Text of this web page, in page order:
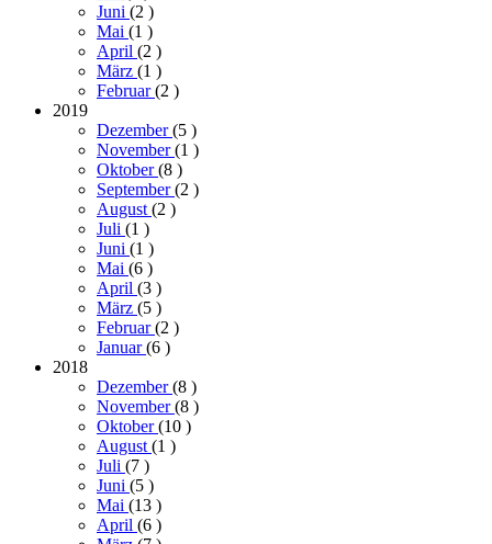
Juni (2 )
Mai (1 )
April (2 )
März (1 )
Februar(2 )
2019
Dezember(5 )
November(1 )
Oktober(8 )
September(2 )
August (2 )
Juli (1 )
Juni (1 )
Mai (6 )
April (3 )
März (5 )
Februar(2 )
Januar(6 )
2018
Dezember(8 )
November(8 )
Oktober(10 )
August (1 )
Juli (7 )
Juni (5 )
Mai (13 )
April (6 )